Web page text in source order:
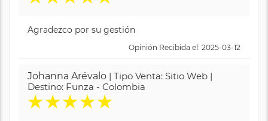
Agradezco por su gestión
Opinión Recibida el: 2025-03-12
Johanna Arévalo | Tipo Venta: Sitio Web |
Destino: Funza - Colombia
★★★★★